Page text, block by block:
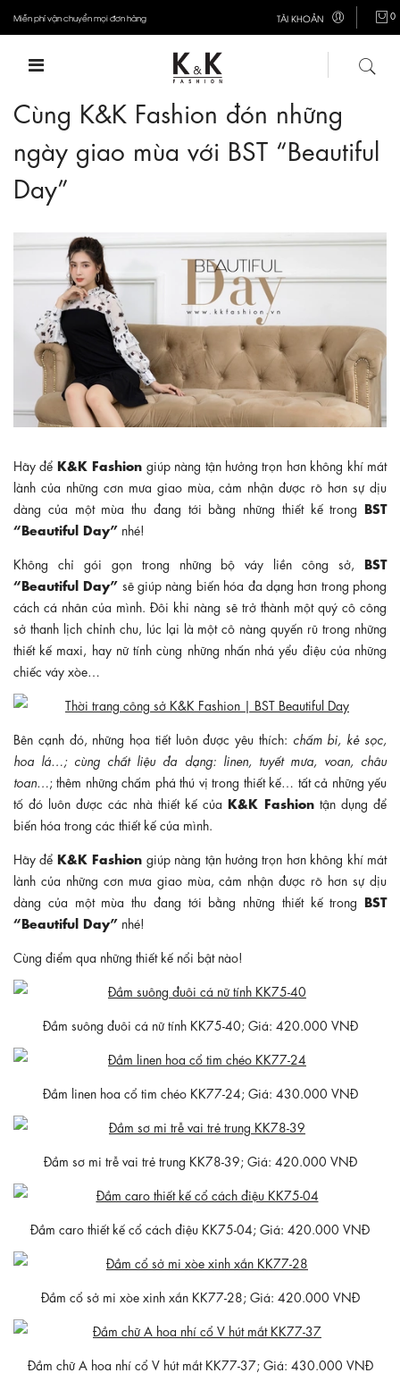
Miễn phí vận chuyển mọi đơn hàng TÀI KHOẢN 0
Cùng K&K Fashion đón những
ngày giao mùa với BST “Beautiful
Day”
Hãy để K&K Fashion giúp nàng tận hưởng trọn hơn không khí mát
lành của những cơn mưa giao mùa, cảm nhận được rõ hơn sự dịu
dàng của một mùa thu đang tới bằng những thiết kế trong BST
“Beautiful Day” nhé!
Không chỉ gói gọn trong những bộ váy liền công sở, BST
“Beautiful Day” sẽ giúp nàng biến hóa đa dạng hơn trong phong
cách cá nhân của mình. Đôi khi nàng sẽ trở thành một quý cô công
sở thanh lịch chỉnh chu, lúc lại là một cô nàng quyến rũ trong những
thiết kế maxi, hay nữ tính cùng những nhấn nhá yểu điệu của những
chiếc váy xòe…
Bên cạnh đó, những họa tiết luôn được yêu thích: chấm bi, kẻ sọc,
hoa lá…; cùng chất liệu đa dạng: linen, tuyết mưa, voan, châu
toan… ; thêm những chấm phá thú vị trong thiết kế… tất cả những yếu
tố đó luôn được các nhà thiết kế của K&K Fashion tận dụng để
biến hóa trong các thiết kế của mình.
Hãy để K&K Fashion giúp nàng tận hưởng trọn hơn không khí mát
lành của những cơn mưa giao mùa, cảm nhận được rõ hơn sự dịu
dàng của một mùa thu đang tới bằng những thiết kế trong BST
“Beautiful Day” nhé!
Cùng điểm qua những thiết kế nổi bật nào!
Đầm suông đuôi cá nữ tính KK75-40; Giá: 420.000 VNĐ
Đầm linen hoa cổ tim chéo KK77-24; Giá: 430.000 VNĐ
Đầm sơ mi trễ vai trẻ trung KK78-39; Giá: 420.000 VNĐ
Đầm caro thiết kế cổ cách điệu KK75-04; Giá: 420.000 VNĐ
Đầm cổ sở mi xòe xinh xắn KK77-28; Giá: 420.000 VNĐ
Đầm chữ A hoa nhí cổ V hút mắt KK77-37; Giá: 430.000 VNĐ